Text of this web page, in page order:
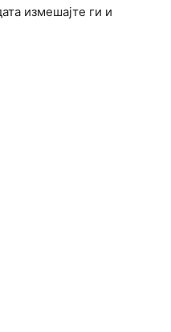
измешајте ги и